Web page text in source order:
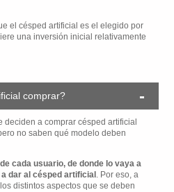
el césped artificial es el elegido por
una inversión inicial relativamente
comprar?
deciden a comprar césped artificial
no saben qué modelo deben
cada usuario, de donde lo vaya a
dar al césped artificial . Por eso, a
distintos aspectos que se deben